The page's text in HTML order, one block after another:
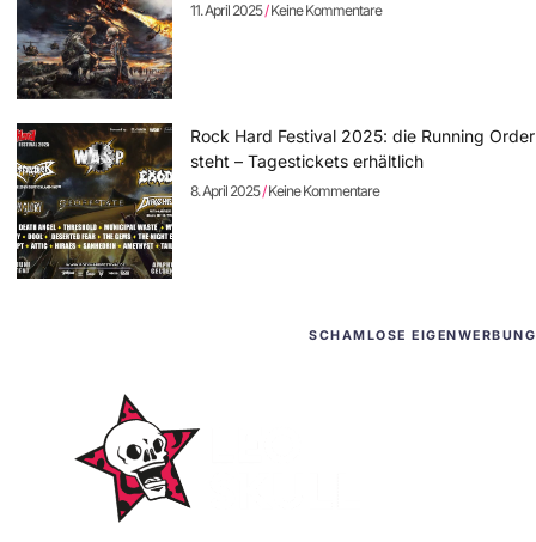
11. April 2025 Keine Kommentare
Rock Hard Festival 2025: die Running Order
steht – Tagestickets erhältlich
8. April 2025 Keine Kommentare
SCHAMLOSE EIGENWERBUNG